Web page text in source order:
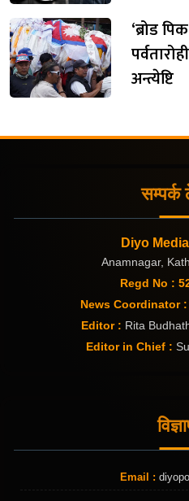
‘ब्रोड
अन्त्येष्टि
सम्पर्क
Diyo
Anamnagar,
Regd No :
News Coordinator :
Editor : Rita
Editor in Chief :
Email :